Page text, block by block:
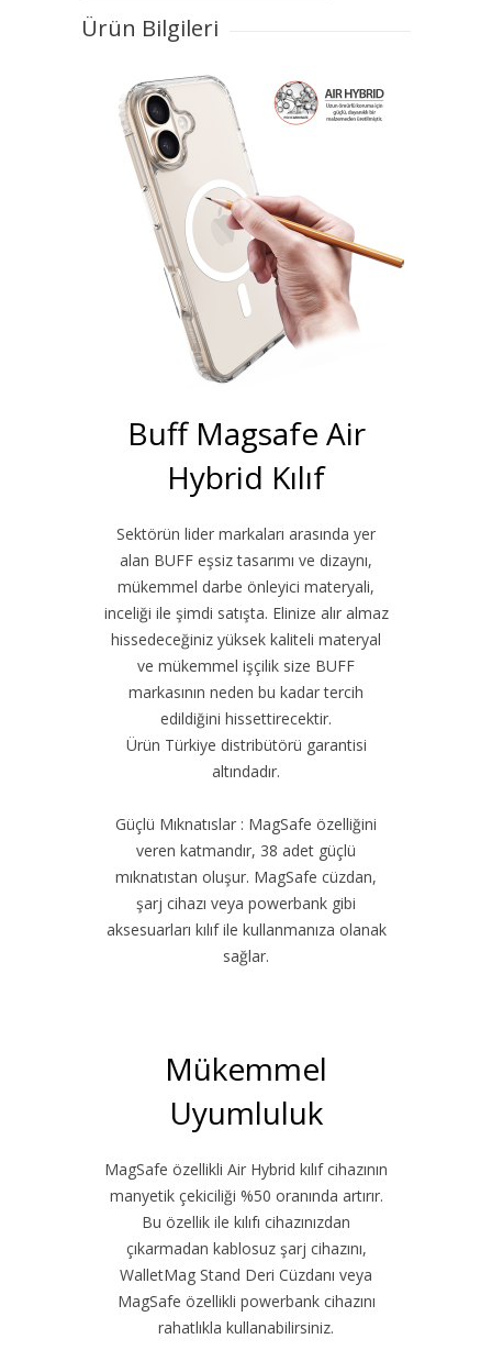
Ürün Bilgileri
Buff Magsafe Air
Hybrid Kılıf
Sektörün lider markaları arasında yer
alan BUFF eşsiz tasarımı ve dizaynı,
mükemmel darbe önleyici materyali,
inceliği ile şimdi satışta. Elinize alır almaz
hissedeceğiniz yüksek kaliteli materyal
ve mükemmel işçilik size BUFF
markasının neden bu kadar tercih
edildiğini hissettirecektir.
Ürün Türkiye distribütörü garantisi
altındadır.
Güçlü Mıknatıslar : MagSafe özelliğini
veren katmandır, 38 adet güçlü
mıknatıstan oluşur. MagSafe cüzdan,
şarj cihazı veya powerbank gibi
aksesuarları kılıf ile kullanmanıza olanak
sağlar.
Mükemmel
Uyumluluk
MagSafe özellikli Air Hybrid kılıf cihazının
manyetik çekiciliği %50 oranında artırır.
Bu özellik ile kılıfı cihazınızdan
çıkarmadan kablosuz şarj cihazını,
WalletMag Stand Deri Cüzdanı veya
MagSafe özellikli powerbank cihazını
rahatlıkla kullanabilirsiniz.